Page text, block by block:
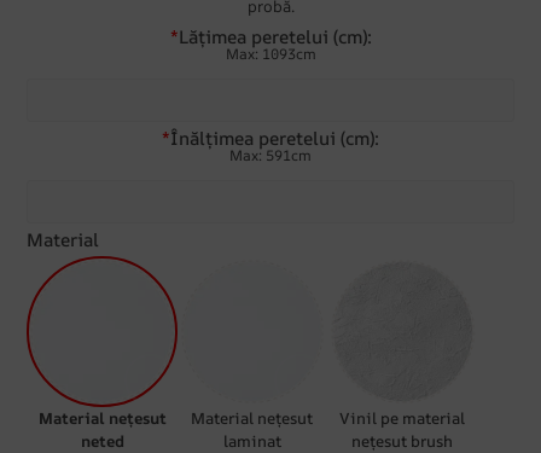
probă.
*Lățimea peretelui (cm):
Max: 1093cm
*Înălțimea peretelui (cm):
Max: 591cm
Material
Material nețesut
neted
Material nețesut
laminat
Vinil pe material
nețesut brush